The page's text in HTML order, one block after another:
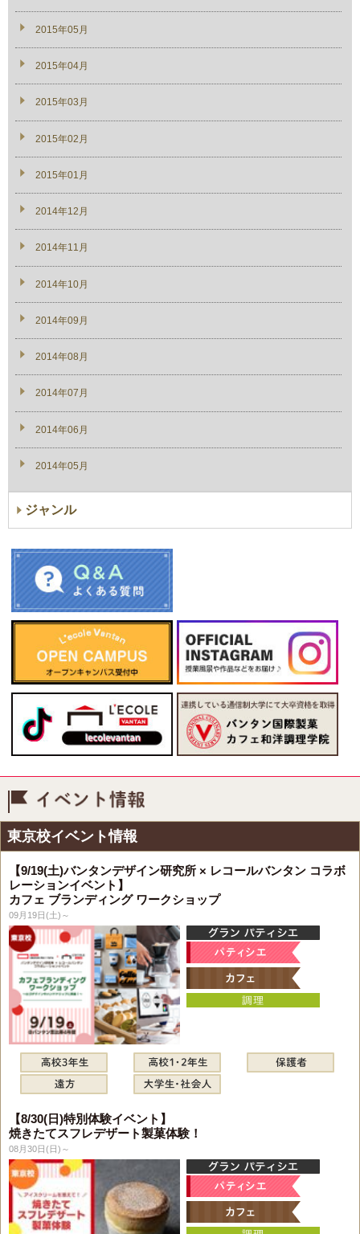
2015年05月
2015年04月
2015年03月
2015年02月
2015年01月
2014年12月
2014年11月
2014年10月
2014年09月
2014年08月
2014年07月
2014年06月
2014年05月
ジャンル
東京校イベント情報
【9/19(土)バンタンデザイン研究所 × レコールバンタン コラボ
レーションイベント】
カフェ ブランディング ワークショップ
09月19日(土)～
【8/30(日)特別体験イベント】
焼きたてスフレデザート製菓体験！
08月30日(日)～